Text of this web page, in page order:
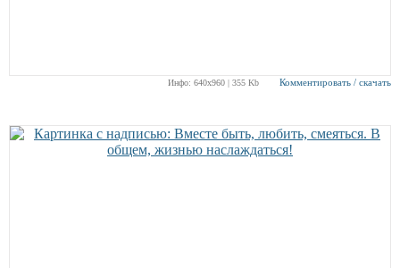
Инфо: 640х960 | 355 Kb Комментировать / скачать
РЕКЛАМА
РЕКЛАМА
РЕКЛАМА
РЕКЛАМА
РЕКЛАМА